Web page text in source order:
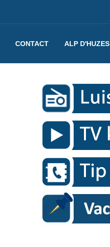
CONTACT ALP D'HUZES